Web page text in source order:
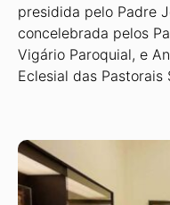
presidida pelo Padre
concelebrada pelos
Vigário Paroquial, e
Eclesial das